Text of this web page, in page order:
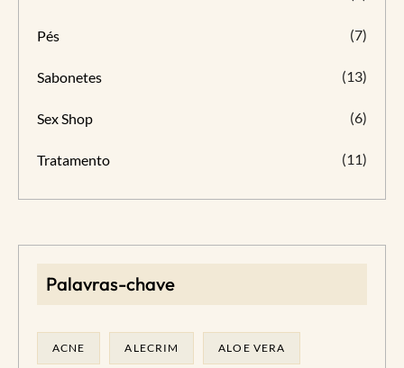
Pés (7)
Sabonetes (13)
Sex Shop (6)
Tratamento (11)
Palavras-chave
ACNE ALECRIM ALOE VERA